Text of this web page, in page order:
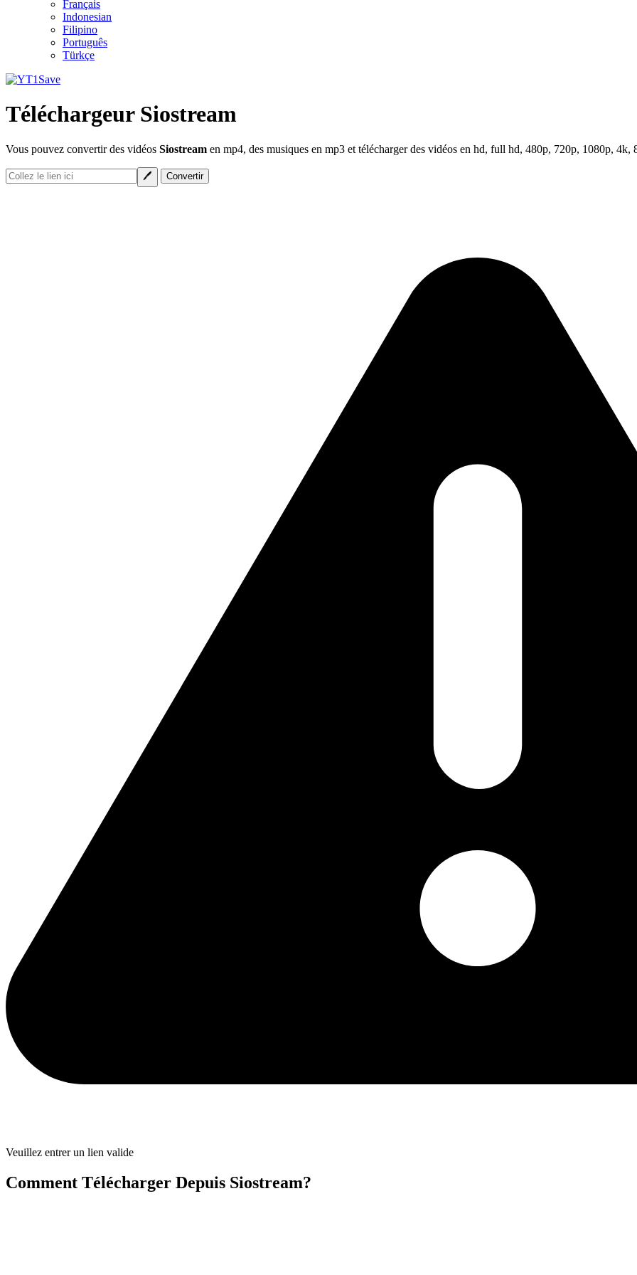
Français
Indonesian
Filipino
Português
Türkçe
Téléchargeur Siostream
Vous pouvez convertir des vidéos Siostream en mp4, des musiques en mp3 et télécharger des vidéos en hd, full hd, 480p, 720p, 1080p, 4k,
Veuillez entrer un lien valide
Comment Télécharger Depuis Siostream?